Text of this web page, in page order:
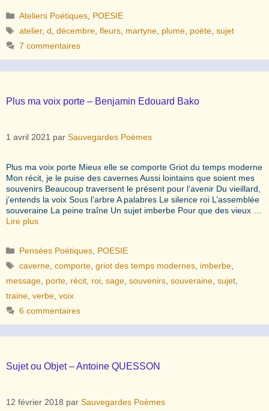
Catégories
Ateliers Poétiques POESIE
Étiquettes
atelier,d ,décembre ,fleurs martyne plume poète ,sujet
7 commentaires
Plus ma voix porte – Benjamin Edouard Bako
1 avril 2021 par Sauvegardes Poèmes
Plus ma voix porte Mieux elle se comporte Griot du temps moderne
Mon récit, je le puise des cavernes Aussi lointains que soient mes
souvenirs Beaucoup traversent le présent pour l’avenir Du vieillard,
j’entends la voix Sous l’arbre A palabres Le silence roi L’assemblée
souveraine La peine traîne Un sujet imberbe Pour que des vieux …
Lire plus
Catégories
Pensées Poétiques POESIE
Étiquettes
caverne ,comporte ,griot des temps modernes imberbe
message porte récit roi sage souvenirs souveraine sujet
traine verbe voix
6 commentaires
Sujet ou Objet – Antoine QUESSON
12 février 2018 par Sauvegardes Poèmes